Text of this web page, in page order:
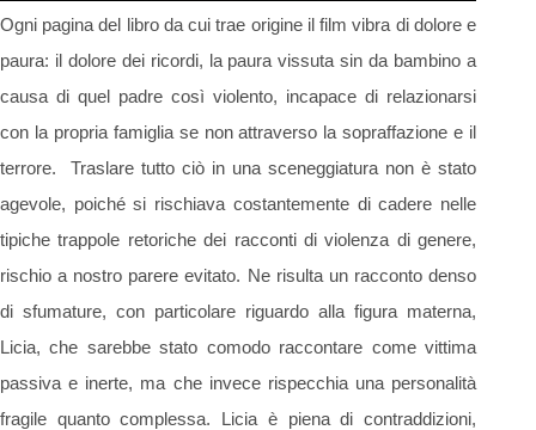
Ogni pagina del libro da cui trae origine il film vibra di dolore e
paura: il dolore dei ricordi, la paura vissuta sin da bambino a
causa di quel padre così violento, incapace di relazionarsi
con la propria famiglia se non attraverso la sopraffazione e il
terrore. Traslare tutto ciò in una sceneggiatura non è stato
agevole, poiché si rischiava costantemente di cadere nelle
tipiche trappole retoriche dei racconti di violenza di genere,
rischio a nostro parere evitato. Ne risulta un racconto denso
di sfumature, con particolare riguardo alla figura materna,
Licia, che sarebbe stato comodo raccontare come vittima
passiva e inerte, ma che invece rispecchia una personalità
fragile quanto complessa. Licia è piena di contraddizioni,